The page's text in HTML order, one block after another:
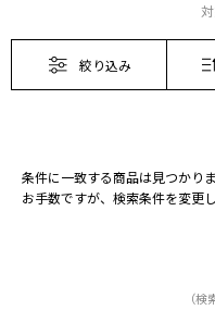
絞り込み
条件に一致する商品は見つかりま
お手数ですが、検索条件を変更
（